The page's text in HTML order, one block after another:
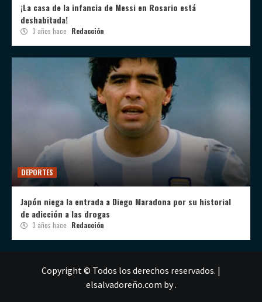
¡La casa de la infancia de Messi en Rosario está
deshabitada!
3 años hace Redacción
DEPORTES
Japón niega la entrada a Diego Maradona por su historial
de adicción a las drogas
3 años hace Redacción
Copyright © Todos los derechos reservados. |
elsalvadoreño.com by .